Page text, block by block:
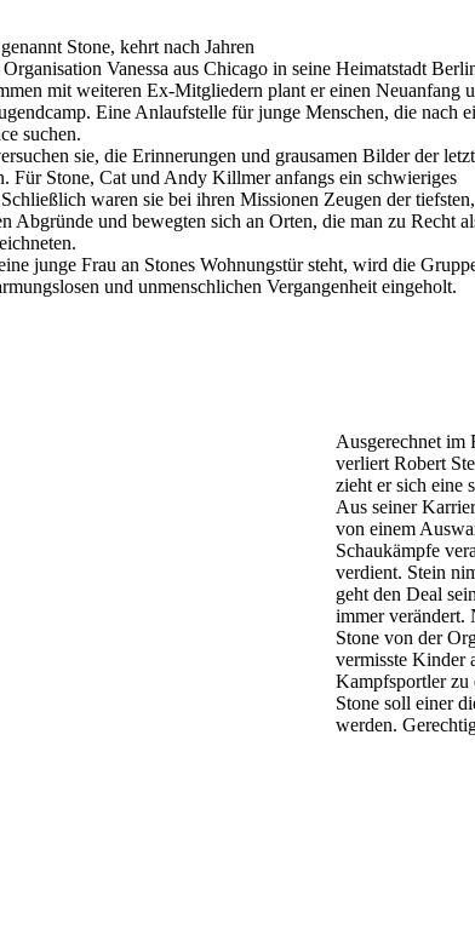
Stone, kehrt nach Jahren
Vanessa aus Chicago in seine Heimatstadt
mit weiteren Ex-Mitgliedern plant er einen Neuanfang
Eine Anlaufstelle für junge Menschen, die nach
suchen.
sie, die Erinnerungen und grausamen Bilder der
Für Stone, Cat und Andy Killmer anfangs ein schwieriges
waren sie bei ihren Missionen Zeugen der tiefsten,
Abgründe und bewegten sich an Orten, die man zu Recht
junge Frau an Stones Wohnungstür steht, wird die
und unmenschlichen Vergangenheit eingeholt.
Ausgerechnet im
verliert Robert
zieht er sich eine
Aus seiner
von einem
Schaukämpfe
verdient. Stein
geht den Deal
immer verändert.
Stone von der
vermisste Kinder
Kampfsportler zu
Stone soll einer
werden.